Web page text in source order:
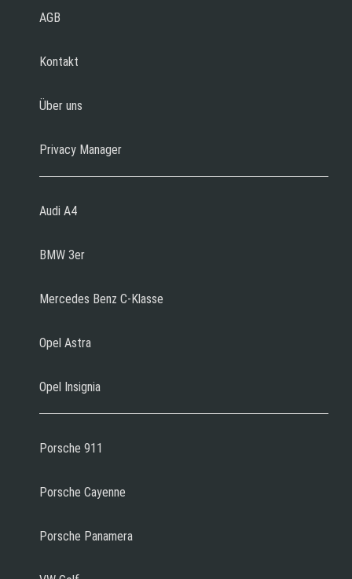
AGB
Kontakt
Über uns
Privacy Manager
Audi A4
BMW 3er
Mercedes Benz C-Klasse
Opel Astra
Opel Insignia
Porsche 911
Porsche Cayenne
Porsche Panamera